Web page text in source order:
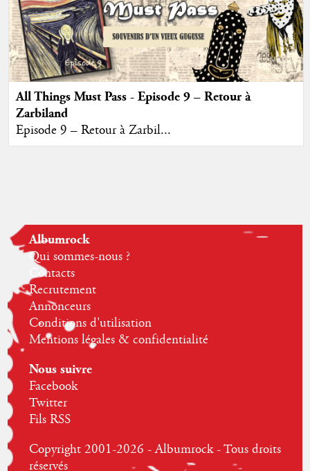
All Things Must Pass - Episode 9 – Retour à
Zarbiland
Episode 9 – Retour à Zarbil...
Albumrock
Qui sommes-nous ?
Contacts
Recrutement
Annonceurs
Conditions d'utilisation
Mentions légales & confidentialité
Nous suivre
Facebook
Twitter
Fils RSS
Copyright 2001-2026 - Albumrock - Tous droits
réservés